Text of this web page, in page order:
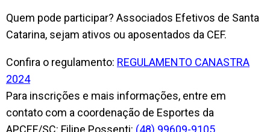
Quem pode participar? Associados Efetivos de Santa
Catarina, sejam ativos ou aposentados da CEF.
Confira o regulamento: REGULAMENTO CANASTRA
2024
Para inscrições e mais informações, entre em
contato com a coordenação de Esportes da
APCEF/SC: Filipe Possenti: (48) 99609-9105